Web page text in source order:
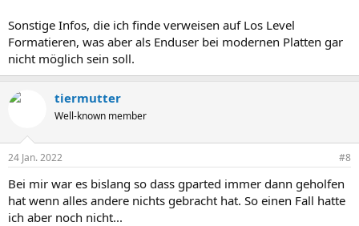
Sonstige Infos, die ich finde verweisen auf Los Level
Formatieren, was aber als Enduser bei modernen Platten gar
nicht möglich sein soll.
tiermutter
Well-known member
24 Jan. 2022 #8
Bei mir war es bislang so dass gparted immer dann geholfen
hat wenn alles andere nichts gebracht hat. So einen Fall hatte
ich aber noch nicht...